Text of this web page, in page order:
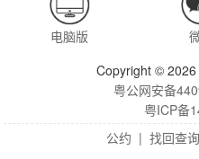
电脑版
Copyright ©
粤公网安备
粤ICP备
公约 | 找回查